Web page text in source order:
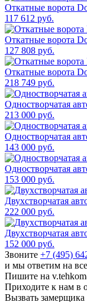
Откатные ворота
117 612 руб.
Откатные ворота
127 808 руб.
Откатные ворота
218 749 руб.
Одностворчатая
213 000 руб.
Одностворчатая
143 000 руб.
Одностворчатая
153 000 руб.
Двухстворчатая
222 000 руб.
Двухстворчатая
152 000 руб.
Звоните +7 (495)
и мы ответим на
Пишите на
Приходите к нам в
Вызвать замерщика